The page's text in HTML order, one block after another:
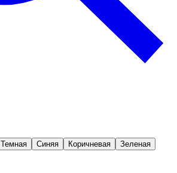
Темная Синяя Коричневая Зеленая